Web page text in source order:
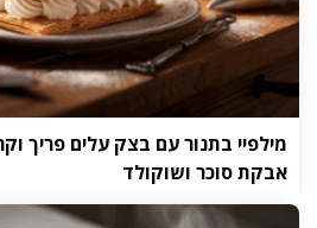
מילפיי בתנור עם בצק עלים פריך
אבקת סוכר ושוקולד